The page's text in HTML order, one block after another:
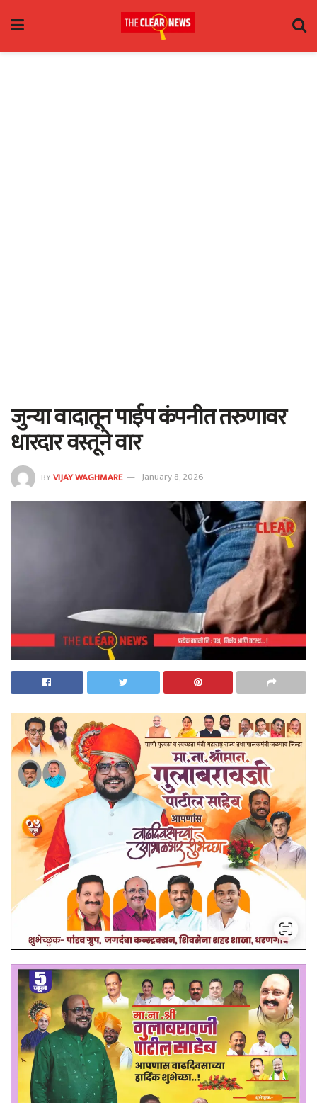
जुन्या वादातून पाईप कंपनीत तरुणावर
धारदार वस्तूने वार
BYVIJAY WAGHMARE January 8, 2026